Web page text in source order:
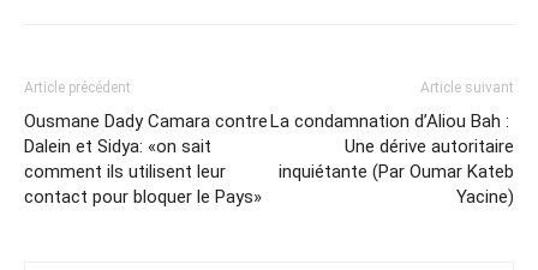
Article précédent
Ousmane Dady Camara contre
Dalein et Sidya: «on sait
comment ils utilisent leur
contact pour bloquer le Pays»
Article suivant
La condamnation d’Aliou Bah :
Une dérive autoritaire
inquiétante (Par Oumar Kateb
Yacine)